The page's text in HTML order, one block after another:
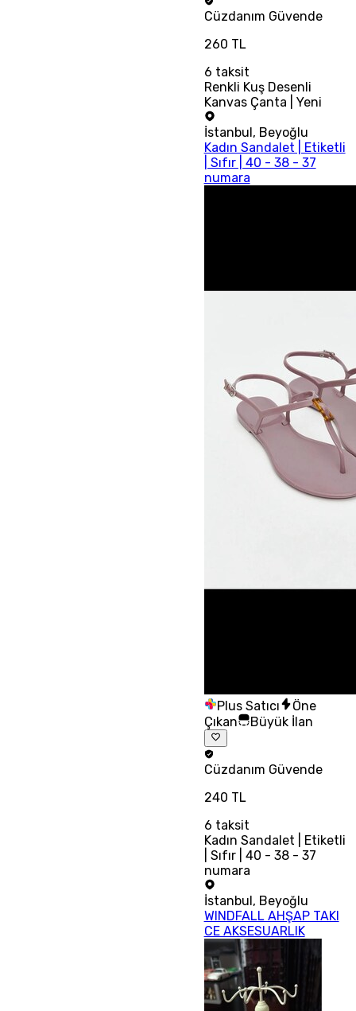
Cüzdanım Güvende
260 TL
6 taksit
Renkli Kuş Desenli
Kanvas Çanta | Yeni
İstanbul, Beyoğlu
Kadın Sandalet | Etiketli
| Sıfır | 40 - 38 - 37
numara
Plus Satıcı
Öne
Çıkan
Büyük İlan
Cüzdanım Güvende
240 TL
6 taksit
Kadın Sandalet | Etiketli
| Sıfır | 40 - 38 - 37
numara
İstanbul , Beyoğlu
WINDFALL AHŞAP TAKI
CE AKSESUARLIK